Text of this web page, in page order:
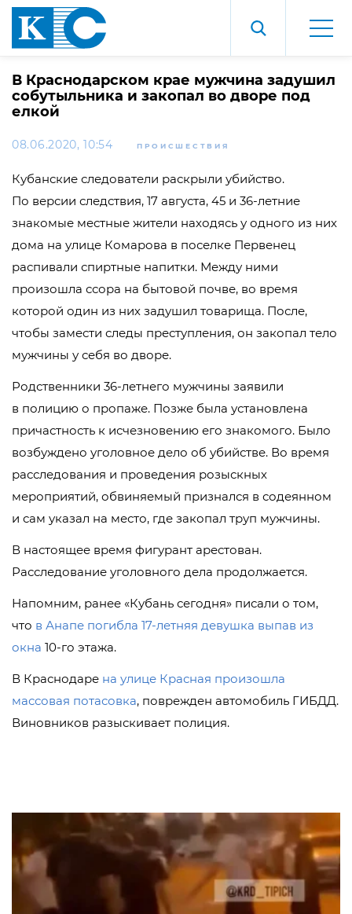
В Краснодарском крае мужчина задушил
собутыльника и закопал во дворе под
елкой
08.06.2020, 10:54 ПРОИСШЕСТВИЯ
Кубанские следователи раскрыли убийство.
По версии следствия, 17 августа, 45 и 36-летние
знакомые местные жители находясь у одного из них
дома на улице Комарова в поселке Первенец
распивали спиртные напитки. Между ними
произошла ссора на бытовой почве, во время
которой один из них задушил товарища. После,
чтобы замести следы преступления, он закопал тело
мужчины у себя во дворе.
Родственники 36-летнего мужчины заявили
в полицию о пропаже. Позже была установлена
причастность к исчезновению его знакомого. Было
возбуждено уголовное дело об убийстве. Во время
расследования и проведения розыскных
мероприятий, обвиняемый признался в содеянном
и сам указал на место, где закопал труп мужчины.
В настоящее время фигурант арестован.
Расследование уголовного дела продолжается.
Напомним, ранее «Кубань сегодня» писали о том,
что в Анапе погибла 17-летняя девушка выпав из
окна 10-го этажа.
В Краснодаре на улице Красная произошла
массовая потасовка, поврежден автомобиль ГИБДД.
Виновников разыскивает полиция.